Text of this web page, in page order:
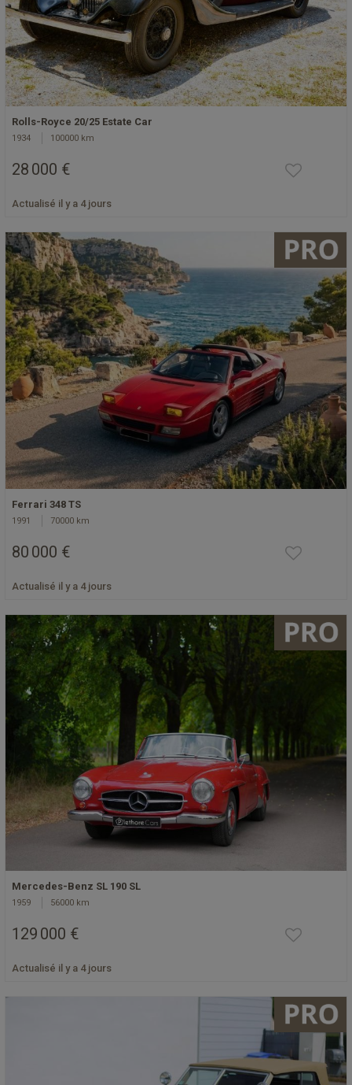
Rolls-Royce 20/25 Estate Car
1934 100000 km
28 000 €
Actualisé il y a 4 jours
Ferrari 348 TS
1991 70000 km
80 000 €
Actualisé il y a 4 jours
Mercedes-Benz SL 190 SL
1959 56000 km
129 000 €
Actualisé il y a 4 jours